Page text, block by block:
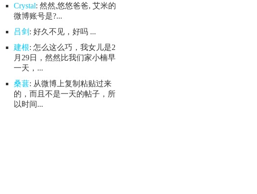
Crystal: 然然,悠悠爸爸, 艾米的
微博账号是?...
吕剑 : 好久不见，好吗 ...
建根: 怎么这么巧，我女儿是2
月29日，然然比我们家小楠早
一天，...
桑葚: 从微博上复制粘贴过来
的，而且不是一天的帖子，所
以时间...